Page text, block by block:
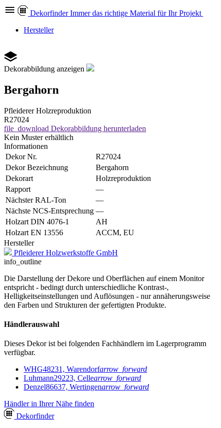
Dekorfinder Immer das richtige Material für Ihr Projekt
Hersteller
Dekorabbildung anzeigen
Bergahorn
Pfleiderer Holzreproduktion
R27024
file_download Dekorabbildung herunterladen
Kein Muster erhältlich
Informationen
Dekor Nr.
R27024
Dekor Bezeichnung
Bergahorn
Dekorart
Holzreproduktion
Rapport
—
Nächster RAL-Ton
—
Nächste NCS-Entsprechung —
Holzart DIN 4076-1
AH
Holzart EN 13556
ACCM, EU
Hersteller
Pfleiderer Holzwerkstoffe GmbH
info_outline
Die Darstellung der Dekore und Oberflächen auf einem Monitor
entspricht - bedingt durch unterschiedliche Kontrast-,
Helligkeitseinstellungen und Auflösungen - nur annäherungsweise
den Farben und Strukturen der gefertigten Produkte.
Händlerauswahl
Dieses Dekor ist bei folgenden Fachhändlern im Lagerprogramm
verfügbar.
WHG48231, Warendorfarrow_forward
Luhmann29223, Cellearrow_forward
Denzel86637, Wertingenarrow_forward
Händler in Ihrer Nähe finden
Dekorfinder